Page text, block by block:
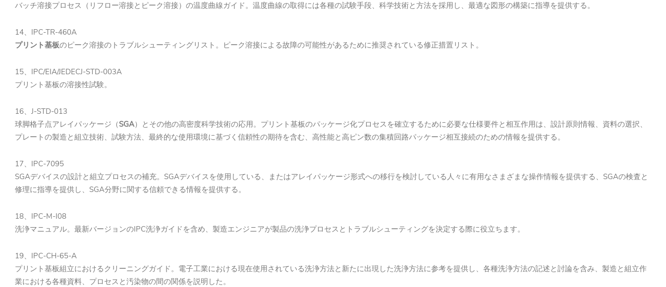
バッチ溶接プロセス（リフロー溶接とピーク溶接）の温度曲線ガイド。温度曲線の取得には各種の試験手段、科学技術と方法を採用し、最適な図形の構築に指導を提供する。
14、IPC-TR-460A
プリント基板のピーク溶接のトラブルシューティングリスト。ピーク溶接による故障の可能性があるために推奨されている修正措置リスト。
15、IPC/EIA/JEDECJ-STD-003A
プリント基板の溶接性試験。
16、J-STD-013
球脚格子点アレイパッケージ（SGA）とその他の高密度科学技術の応用。プリント基板のパッケージ化プロセスを確立するために必要な仕様要件と相互作用は、設計原則情報、資料の選択、
プレートの製造と組立技術、試験方法、最終的な使用環境に基づく信頼性の期待を含む、高性能と高ピン数の集積回路パッケージ相互接続のための情報を提供する。
17、IPC-7095
SGAデバイスの設計と組立プロセスの補充。SGAデバイスを使用している、またはアレイパッケージ形式への移行を検討している人々に有用なさまざまな操作情報を提供する、SGAの検査と
修理に指導を提供し、SGA分野に関する信頼できる情報を提供する。
18、IPC-M-I08
洗浄マニュアル。最新バージョンのIPC洗浄ガイドを含め、製造エンジニアが製品の洗浄プロセスとトラブルシューティングを決定する際に役立ちます。
19、IPC-CH-65-A
プリント基板組立におけるクリーニングガイド。電子工業における現在使用されている洗浄方法と新たに出現した洗浄方法に参考を提供し、各種洗浄方法の記述と討論を含み、製造と組立作
業における各種資料、プロセスと汚染物の間の関係を説明した。